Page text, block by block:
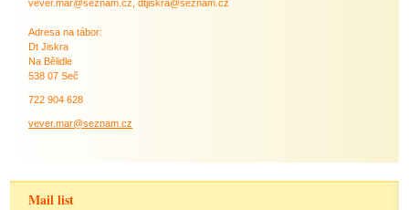
vever.mar@seznam.cz, dtjiskra@seznam.cz
Adresa na tábor:
Dt Jiskra
Na Bělidle
538 07 Seč
722 904 628
vever.mar@seznam.cz
Mail list